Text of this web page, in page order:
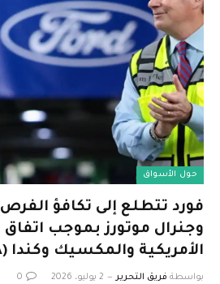
حول الأسواق
فورد تتطلع إلى تكافؤ الفرص
وجنرال موتورز بموجب اتفاق
الأمريكية والمكسيك وكندا (USMCA) الجديد
بواسطة فريق التحرير 2 يوليو، 2026 0